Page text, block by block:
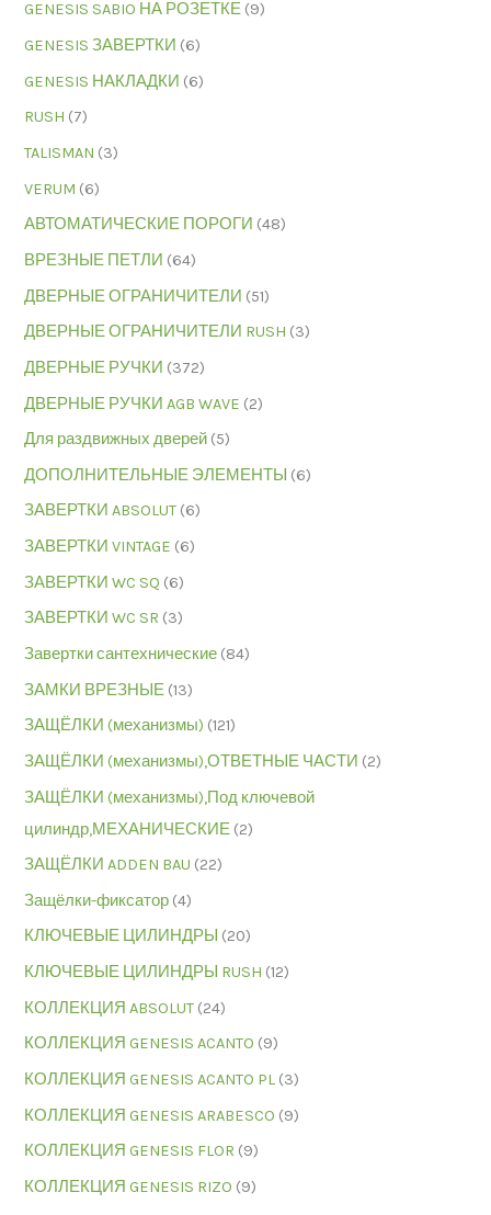
GENESIS SABIO НА РОЗЕТКЕ (9)
GENESIS ЗАВЕРТКИ (6)
GENESIS НАКЛАДКИ (6)
RUSH (7)
TALISMAN (3)
VERUM (6)
АВТОМАТИЧЕСКИЕ ПОРОГИ (48)
ВРЕЗНЫЕ ПЕТЛИ (64)
ДВЕРНЫЕ ОГРАНИЧИТЕЛИ (51)
ДВЕРНЫЕ ОГРАНИЧИТЕЛИ RUSH (3)
ДВЕРНЫЕ РУЧКИ (372)
ДВЕРНЫЕ РУЧКИ AGB WAVE (2)
Для раздвижных дверей (5)
ДОПОЛНИТЕЛЬНЫЕ ЭЛЕМЕНТЫ (6)
ЗАВЕРТКИ ABSOLUT (6)
ЗАВЕРТКИ VINTAGE (6)
ЗАВЕРТКИ WC SQ (6)
ЗАВЕРТКИ WC SR (3)
Завертки сантехнические (84)
ЗАМКИ ВРЕЗНЫЕ (13)
ЗАЩЁЛКИ (механизмы) (121)
ЗАЩЁЛКИ (механизмы),ОТВЕТНЫЕ ЧАСТИ (2)
ЗАЩЁЛКИ (механизмы),Под ключевой
цилиндр,МЕХАНИЧЕСКИЕ (2)
ЗАЩЁЛКИ ADDEN BAU (22)
Защёлки-фиксатор (4)
КЛЮЧЕВЫЕ ЦИЛИНДРЫ (20)
КЛЮЧЕВЫЕ ЦИЛИНДРЫ RUSH (12)
КОЛЛЕКЦИЯ ABSOLUT (24)
КОЛЛЕКЦИЯ GENESIS ACANTO (9)
КОЛЛЕКЦИЯ GENESIS ACANTO PL (3)
КОЛЛЕКЦИЯ GENESIS ARABESCO (9)
КОЛЛЕКЦИЯ GENESIS FLOR (9)
КОЛЛЕКЦИЯ GENESIS RIZO (9)